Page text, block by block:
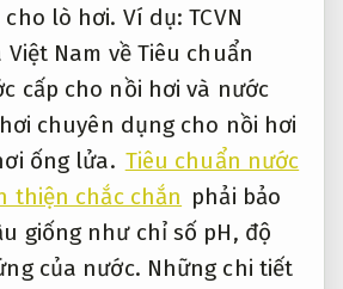
lò hơi. Ví dụ: TCVN
Việt Nam về Tiêu chuẩn
cấp cho nồi hơi và nước
chuyên dụng cho nồi hơi
ống lửa. Tiêu chuẩn nước
thiện chắc chắn phải bảo
giống như chỉ số pH, độ
của nước. Những chi tiết